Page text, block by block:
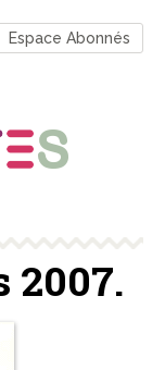
Espace Abonnés
2007.